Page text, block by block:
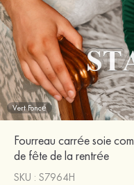
Vert Foncé
Fourreau carrée soie
de fête de la rentrée
SKU : S7964H